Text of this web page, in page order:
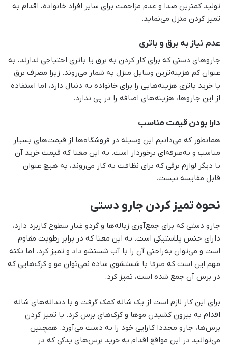
تولید کمترین صدا و عدم مزاحمت برای سایر افراد خانواده، اقدام به
تمیز کردن منزل می‌نماید.
عدم نیاز به برق و باتری
جاروهای دستی که برای کار کردن به برق یا باتری احتیاجی ندارند، به
عنوان کم هزینه‌ترین وسایل منزل به شمار می‌روند. زیرا مصرف برق
یا خرید باتری هزینه‌هایی را برای خانواده به دنبال دارد، اما استفاده
از این جاروها، هزینه‌های اضافه را در پی ندارد.
دارا بودن قیمت مناسب
همانطور که می‌دانیم این وسیله در فروشگا‌ه‌ها از قیمت‌های بسیار
مناسب و به‌صرفه‌ای برخوردار است. به این معنا که قیمت خرید آن
با دیگر لوازم برقی که برای نظافت به کار می‌روند، به هیچ عنوان
قابل مقایسه نیست.
نحوه تمیز کردن جارو دستی
جارو دستی که برای جمع‌آوری زباله‌ها و گردو غبار سطوح کاربرد دارد،
دارای جنس پلاستیکی است. به این معنا که در برابر رطوبت مقاوم
است و می‌توان به‌راحتی آن را با آب شستشو داد و تمیز کرد. اما نکته
مهم این است که صرفا با شستشوی ساده نمی‌توان مو و کرک‌هایی که
در برس آن جمع شده است، تمیز کرد.
برای این‌ کار لازم است از یک شانه کمک گرفت و با دندانه‌های شانه
اقدام به بیرون کشیدن موها و کرک‌های برس کرد. با تمیز کردن
برس‌ها، جارو مجددا کارایی خود را به دست‌ می‌آورد. همچنین
می‌توانید در این مواقع اقدام به خرید برس‌های یدکی که در